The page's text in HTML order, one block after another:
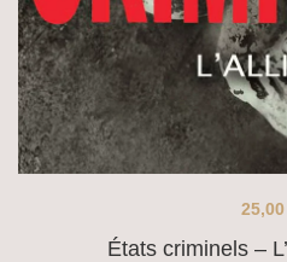
États criminels –
25,00